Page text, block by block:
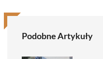
Podobne Artykuły